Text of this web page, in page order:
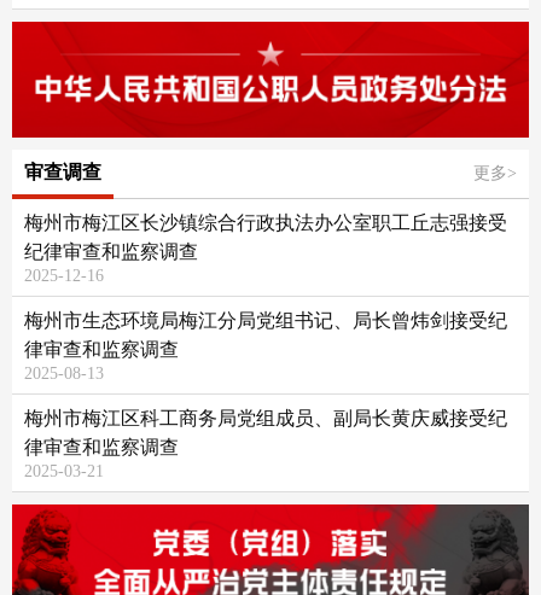
审查调查 更多>
梅州市梅江区长沙镇综合行政执法办公室职工丘志强接受
纪律审查和监察调查
2025-12-16
梅州市生态环境局梅江分局党组书记、局长曾炜剑接受纪
律审查和监察调查
2025-08-13
梅州市梅江区科工商务局党组成员、副局长黄庆威接受纪
律审查和监察调查
2025-03-21